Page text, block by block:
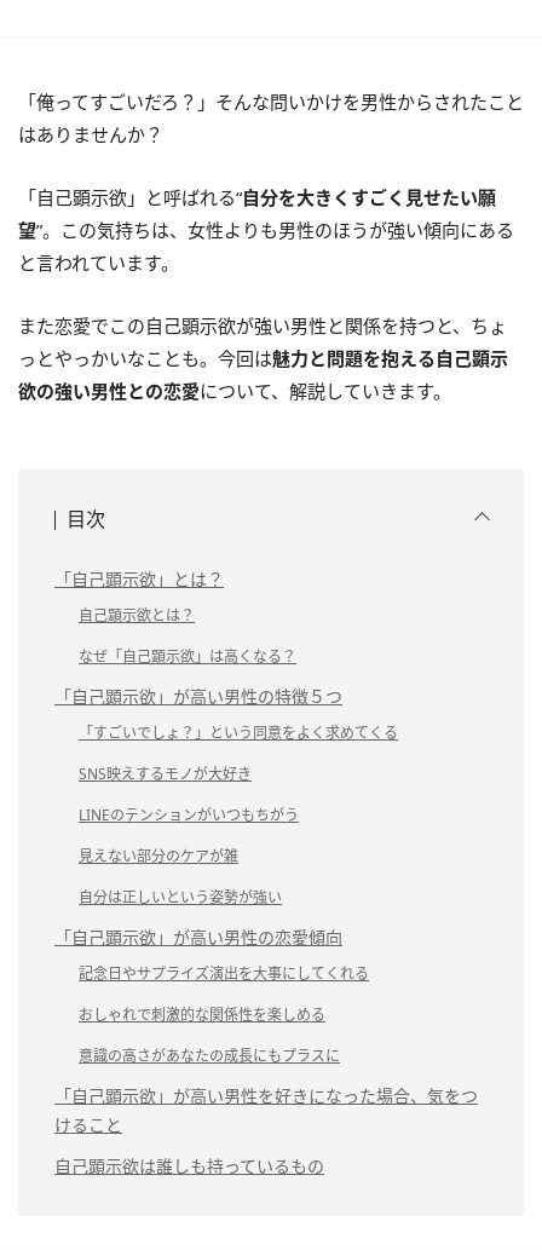
「俺ってすごいだろ？」そんな問いかけを男性からされたこと
はありませんか？
「自己顕示欲」と呼ばれる“自分を大きくすごく見せたい願
望”。この気持ちは、女性よりも男性のほうが強い傾向にある
と言われています。
また恋愛でこの自己顕示欲が強い男性と関係を持つと、ちょ
っとやっかいなことも。今回は魅力と問題を抱える自己顕示
欲の強い男性との恋愛について、解説していきます。
目次
「自己顕示欲」とは？
自己顕示欲とは？
なぜ「自己顕示欲」は高くなる？
「自己顕示欲」が高い男性の特徴５つ
「すごいでしょ？」という同意をよく求めてくる
SNS映えするモノが大好き
LINEのテンションがいつもちがう
見えない部分のケアが雑
自分は正しいという姿勢が強い
「自己顕示欲」が高い男性の恋愛傾向
記念日やサプライズ演出を大事にしてくれる
おしゃれで刺激的な関係性を楽しめる
意識の高さがあなたの成長にもプラスに
「自己顕示欲」が高い男性を好きになった場合、気をつ
けること
自己顕示欲は誰しも持っているもの